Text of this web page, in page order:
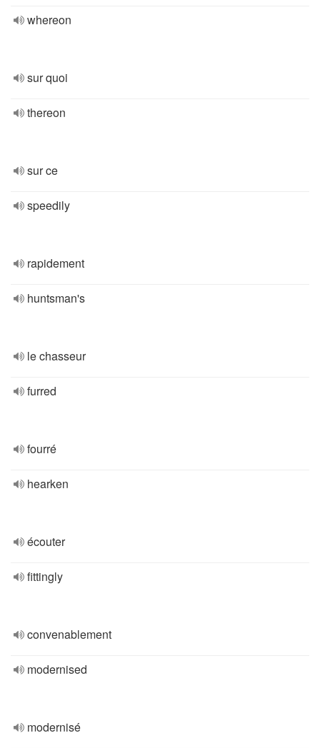
whereon
sur quoi
thereon
sur ce
speedily
rapidement
huntsman's
le chasseur
furred
fourré
hearken
écouter
fittingly
convenablement
modernised
modernisé